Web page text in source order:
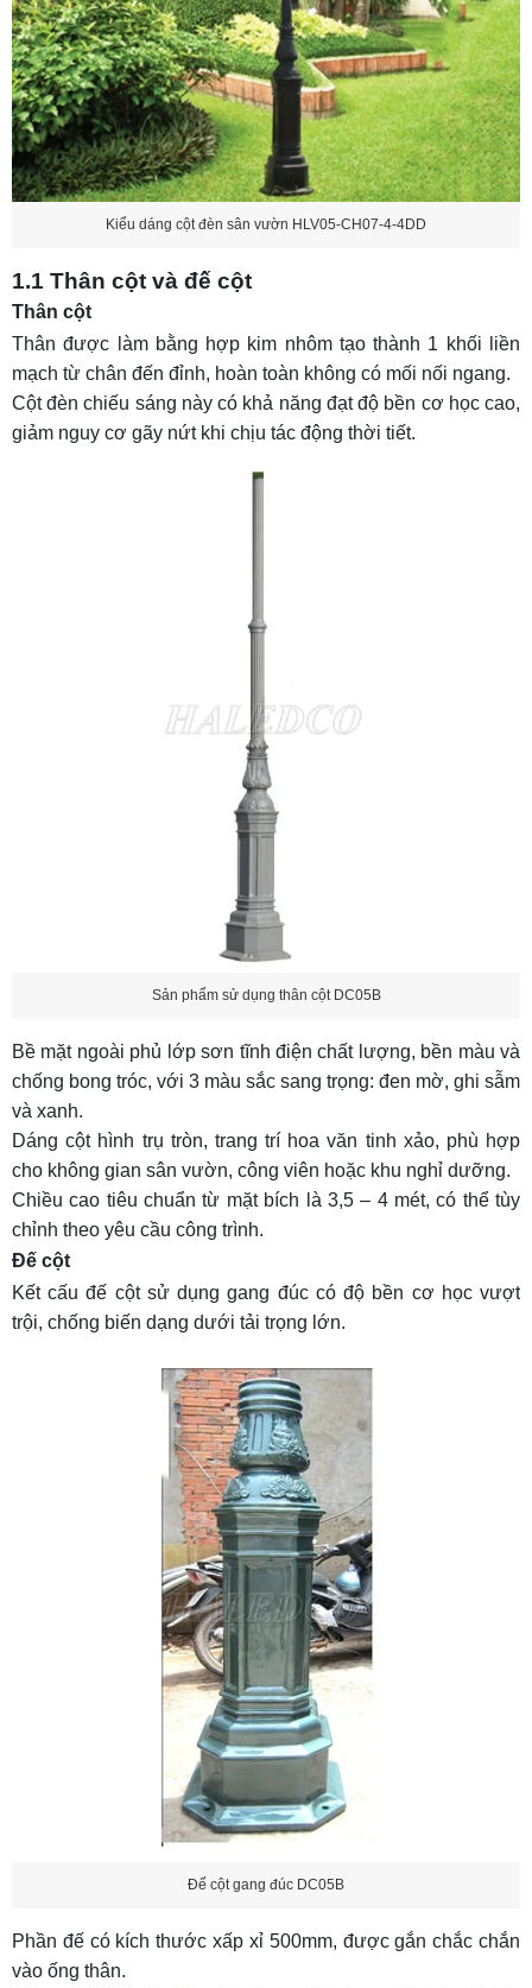
Kiểu dáng cột đèn sân vườn HLV05-CH07-4-4DD
1.1 Thân cột và đế cột
Thân cột
Thân được làm bằng hợp kim nhôm tạo thành 1 khối liền
mạch từ chân đến đỉnh, hoàn toàn không có mối nối ngang.
Cột đèn chiếu sáng này có khả năng đạt độ bền cơ học cao,
giảm nguy cơ gãy nứt khi chịu tác động thời tiết.
Sản phẩm sử dụng thân cột DC05B
Bề mặt ngoài phủ lớp sơn tĩnh điện chất lượng, bền màu và
chống bong tróc, với 3 màu sắc sang trọng: đen mờ, ghi sẫm
và xanh.
Dáng cột hình trụ tròn, trang trí hoa văn tinh xảo, phù hợp
cho không gian sân vườn, công viên hoặc khu nghỉ dưỡng.
Chiều cao tiêu chuẩn từ mặt bích là 3,5 – 4 mét, có thể tùy
chỉnh theo yêu cầu công trình.
Đế cột
Kết cấu đế cột sử dụng gang đúc có độ bền cơ học vượt
trội, chống biến dạng dưới tải trọng lớn.
Đế cột gang đúc DC05B
Phần đế có kích thước xấp xỉ 500mm, được gắn chắc chắn
vào ống thân.